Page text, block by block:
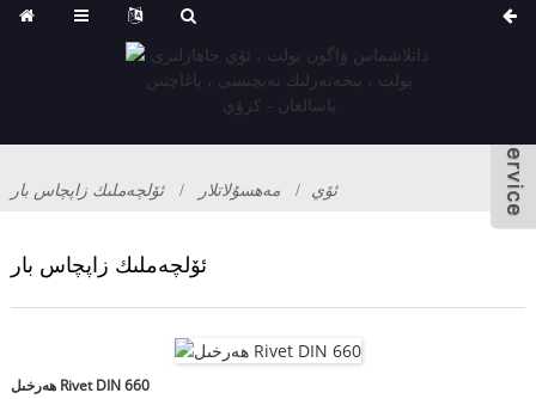
ئۆي مەھسۇلاتلار ئۆلچەملىك زاپچاس بار
ئۆلچەملىك زاپچاس بار
ھەرخىل Rivet DIN 660